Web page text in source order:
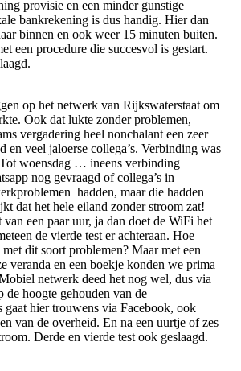
provisie en een minder gunstige
bankrekening is dus handig. Hier dan
binnen en ook weer 15 minuten buiten.
een procedure die succesvol is gestart.
op het netwerk van Rijkswaterstaat om
Ook dat lukte zonder problemen,
vergadering heel nonchalant een zeer
en veel jaloerse collega’s. Verbinding was
woensdag … ineens verbinding
nog gevraagd of collega’s in
hadden, maar die hadden
dat het hele eiland zonder stroom zat!
een paar uur, ja dan doet de WiFi het
de vierde test er achteraan. Hoe
dit soort problemen? Maar met een
veranda en een boekje konden we prima
netwerk deed het nog wel, dus via
de hoogte gehouden van de
hier trouwens via Facebook, ook
van de overheid. En na een uurtje of zes
Derde en vierde test ook geslaagd.